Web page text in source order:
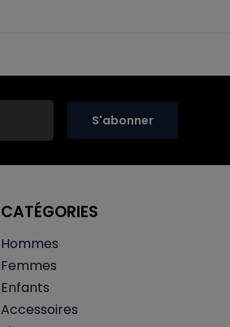
S'abonner
CATÉGORIES
Hommes
Femmes
Enfants
Accessoires